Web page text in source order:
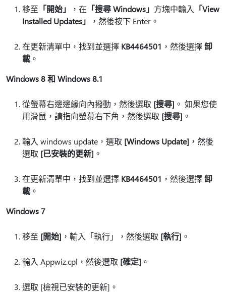
移至 「開始」 ，在 「搜尋 Windows」 方塊中輸入
「View
Installed Updates」
，然後按下 Enter。
在更新清單中，找到並選擇 KB4464501 ，然後選擇卸
載 。
Windows 8 和 Windows 8.1
從螢幕右邊邊緣向內撥動，然後選取 [搜尋] 。 如果您使
用滑鼠，請指向螢幕右下角，然後選取 [搜尋] 。
輸入 windows update，選取 [Windows Update] ，然後
選取 [已安裝的更新] 。
在更新清單中，找到並選擇 KB4464501 ，然後選擇卸
載 。
Windows 7
移至 [開始] ，輸入「執行」，然後選取 [執行] 。
輸入 Appwiz.cpl，然後選取 [確定] 。
選取 [檢視已安裝的更新]。